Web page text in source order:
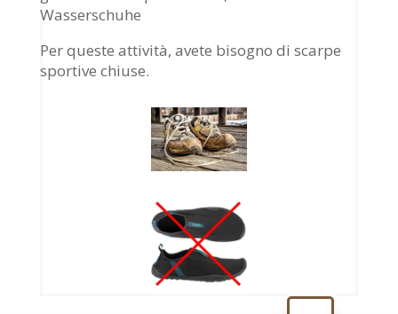
Wasserschuhe
Per queste attività, avete bisogno di scarpe
sportive chiuse.